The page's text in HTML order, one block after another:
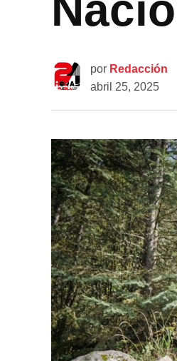
por Redacción
abril 25, 2025